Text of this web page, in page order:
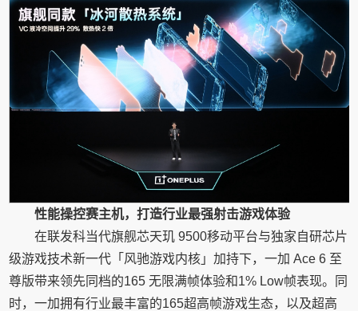
性能操控赛主机，打造行业最强射击游戏体验
在联发科当代旗舰芯天玑 9500移动平台与独家自研芯片
级游戏技术新一代「风驰游戏内核」加持下，一加 Ace 6 至
尊版带来领先同档的165 无限满帧体验和1% Low帧表现。同
时，一加拥有行业最丰富的165超高帧游戏生态，以及超高